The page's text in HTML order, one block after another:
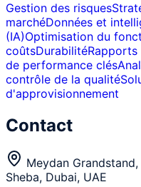
Gestion des risques
marchéDonnées et
(IA)Optimisation du
coûtsDurabilité
de performance clés
contrôle de la qualité
d'approvisionnement
Contact
Meydan
Sheba, Dubai, UAE